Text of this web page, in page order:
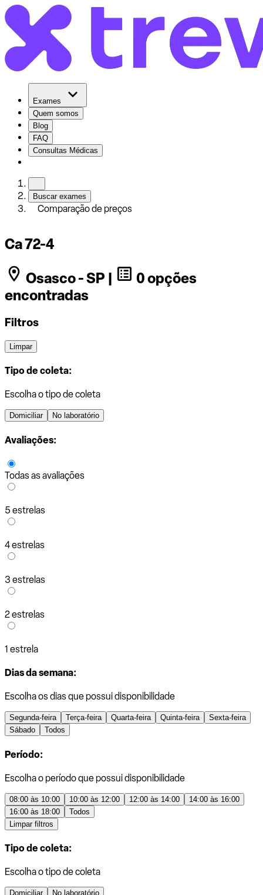
Exames
Quem somos
Blog
FAQ
Consultas Médicas
Buscar exames
Comparação de preços
Ca 72-4
Osasco - SP |
0 opções
encontradas
Filtros
Limpar
Tipo de coleta:
Escolha o tipo de coleta
Domiciliar No laboratório
Avaliações:
Todas as avaliações
5 estrelas
4 estrelas
3 estrelas
2 estrelas
1 estrela
Dias da semana:
Escolha os dias que possui disponibilidade
Segunda-feira Terça-feira Quarta-feira Quinta-feira
Sexta-feira
Sábado
Todos
Período:
Escolha o período que possui disponibilidade
08:00 às 10:00 10:00 às 12:00 12:00 às 14:00
14:00 às 16:00
16:00 às 18:00
Todos
Limpar filtros
Tipo de coleta:
Escolha o tipo de coleta
Domiciliar No laboratório